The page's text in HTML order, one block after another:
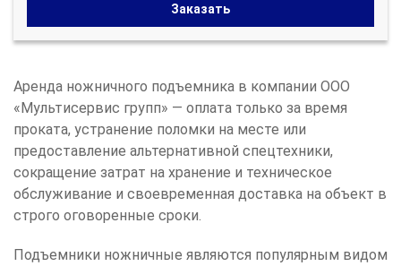
Заказать
Аренда ножничного подъемника в компании ООО
«Мультисервис групп» — оплата только за время
проката, устранение поломки на месте или
предоставление альтернативной спецтехники,
сокращение затрат на хранение и техническое
обслуживание и своевременная доставка на объект в
строго оговоренные сроки.
Подъемники ножничные являются популярным видом